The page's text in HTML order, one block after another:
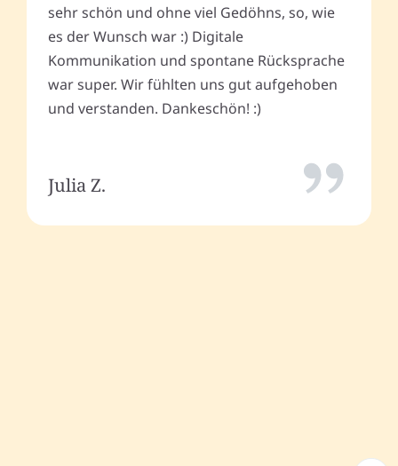
sehr schön und ohne viel Gedöhns, so, wie
es der Wunsch war :) Digitale
Kommunikation und spontane Rücksprache
war super. Wir fühlten uns gut aufgehoben
und verstanden. Dankeschön! :)
Julia Z.